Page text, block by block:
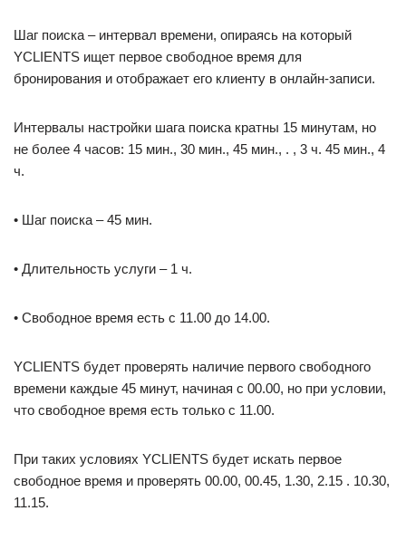
Шаг поиска – интервал времени, опираясь на который
YCLIENTS ищет первое свободное время для
бронирования и отображает его клиенту в онлайн-записи.
Интервалы настройки шага поиска кратны 15 минутам, но
не более 4 часов: 15 мин., 30 мин., 45 мин., . , 3 ч. 45 мин., 4
ч.
• Шаг поиска – 45 мин.
• Длительность услуги – 1 ч.
• Свободное время есть с 11.00 до 14.00.
YCLIENTS будет проверять наличие первого свободного
времени каждые 45 минут, начиная с 00.00, но при условии,
что свободное время есть только с 11.00.
При таких условиях YCLIENTS будет искать первое
свободное время и проверять 00.00, 00.45, 1.30, 2.15 . 10.30,
11.15.